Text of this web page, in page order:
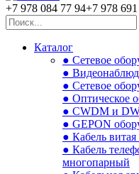
+7 978 084 77 94+7 978
Каталог
● Сетевое
●
● Сетевое
● Оптическое
● CWDM и
● GEPON
● Кабель витая
● Кабель
многопарный